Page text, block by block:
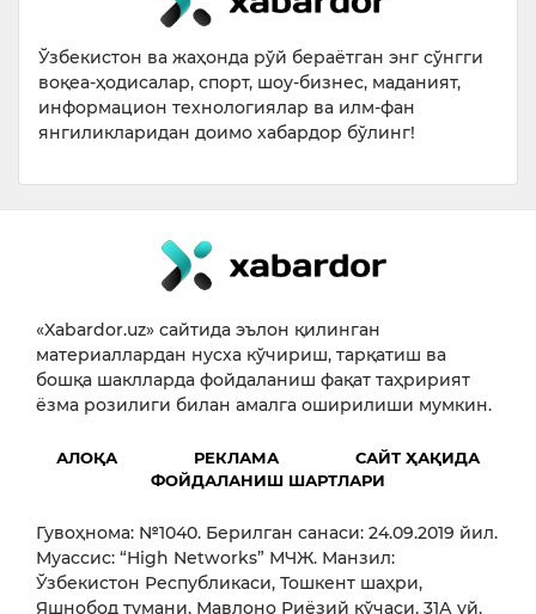
Ўзбекистон ва жаҳонда рўй бераётган энг сўнгги
воқеа-ҳодисалар, спорт, шоу-бизнес, маданият,
информацион технологиялар ва илм-фан
янгиликларидан доимо хабардор бўлинг!
«Xabardor.uz» сайтида эълон қилинган
материаллардан нусха кўчириш, тарқатиш ва
бошқа шаклларда фойдаланиш фақат таҳририят
ёзма розилиги билан амалга оширилиши мумкин.
АЛОҚА РЕКЛАМА
САЙТ ҲАҚИДА
ФОЙДАЛАНИШ ШАРТЛАРИ
Гувоҳнома: №1040. Берилган санаси: 24.09.2019 йил.
Муассис: “High Networks” МЧЖ. Манзил:
Ўзбекистон Республикаси, Тошкент шаҳри,
Яшнобод тумани, Мавлоно Риёзий кўчаси, 31А уй,